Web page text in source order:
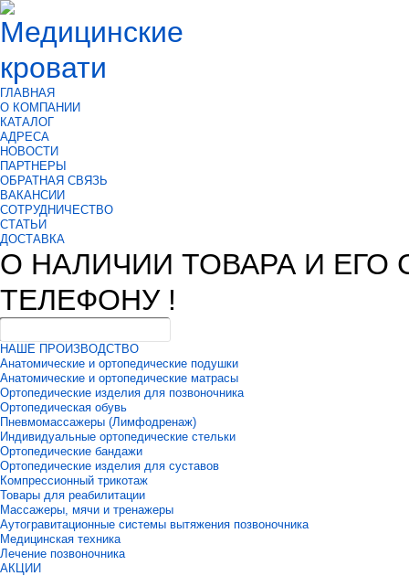
ГЛАВНАЯ
О КОМПАНИИ
КАТАЛОГ
АДРЕСА
НОВОСТИ
ПАРТНЕРЫ
ОБРАТНАЯ СВЯЗЬ
ВАКАНСИИ
СОТРУДНИЧЕСТВО
СТАТЬИ
ДОСТАВКА
О НАЛИЧИИ ТОВАРА И
ТЕЛЕФОНУ !
НАШЕ ПРОИЗВОДСТВО
Анатомические и ортопедические подушки
Анатомические и ортопедические матрасы
Ортопедические изделия для позвоночника
Ортопедическая обувь
Пневмомассажеры (Лимфодренаж)
Индивидуальные ортопедические стельки
Ортопедические бандажи
Ортопедические изделия для суставов
Компрессионный трикотаж
Товары для реабилитации
Массажеры, мячи и тренажеры
Аутогравитационные системы вытяжения позвоночника
Медицинская техника
Лечение позвоночника
АКЦИИ